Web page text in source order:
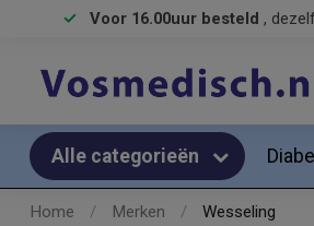
Voor 16.00uur besteld ,
Alle categorieën
Home / Merken / Wesseling